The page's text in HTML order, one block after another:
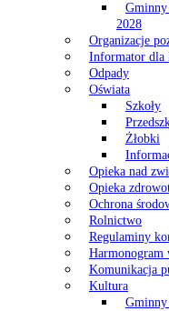
Gminny
2028
Organizacje
Informator dla
Odpady
Oświata
Szkoły
Żłobki
Opieka nad
Opieka
Ochrona
Rolnictwo
Regulaminy
Harmonogram
Komunikacja
Kultura